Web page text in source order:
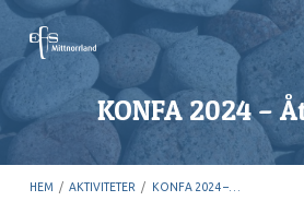
KONFA 2024 –
HEM / AKTIVITETER / KONFA 2024 –…